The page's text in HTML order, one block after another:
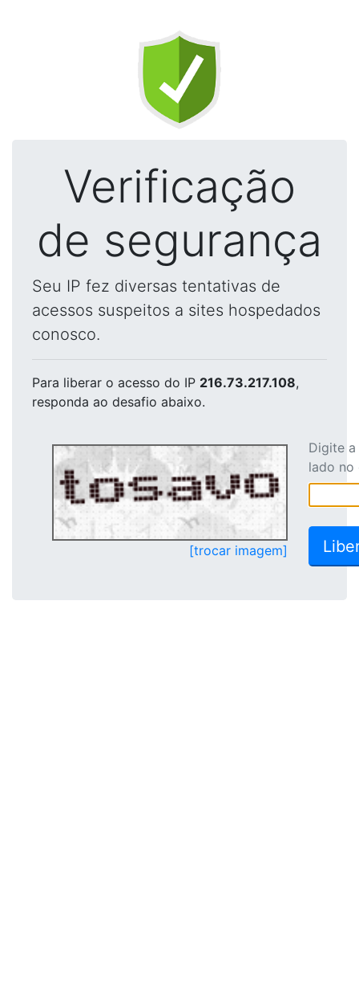
Verificação
de segurança
Seu IP fez diversas tentativas de
acessos suspeitos a sites hospedados
conosco.
Para liberar o acesso do IP 216.73.217.108,
responda ao desafio abaixo.
[trocar imagem]
Digite
lado no